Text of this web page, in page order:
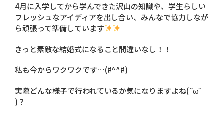
4月に入学してから学んできた沢山の知識や、学生らしい
フレッシュなアイディアを出し合い、みんなで協力しなが
ら頑張って準備しています
きっと素敵な結婚式になること間違いなし！！
私も今からワクワクです…(#^^#)
実際どんな様子で行われているか気になりますよね( ˘ω˘
)？